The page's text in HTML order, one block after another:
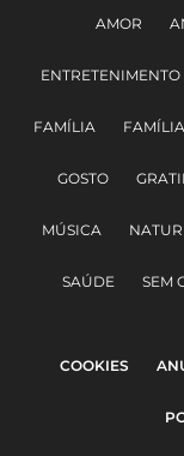
AMOR
ENTRETENIMENTO
FAMÍLIA
GOSTO
MÚSICA
SAÚDE SEM
COOKIES